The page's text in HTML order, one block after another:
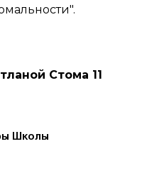
Стома 11
Школы